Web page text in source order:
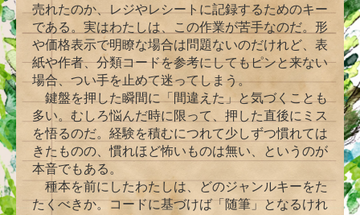
売れたのか、レジやレシートに記録するためのキー
である。実はわたしは、この作業が苦手なのだ。形
や価格表示で明瞭な場合は問題ないのだけれど、表
紙や作者、分類コードを参考にしてもピンと来ない
場合、つい手を止めて迷ってしまう。
鍵盤を押した瞬間に「間違えた」と気づくことも
多い。むしろ悩んだ時に限って、押した直後にミス
を悟るのだ。経験を積むにつれて少しずつ慣れては
きたものの、慣れほど怖いものは無い、というのが
本音でもある。
種本を前にしたわたしは、どのジャンルキーをた
たくべきか。コードに基づけば「随筆」となるけれ